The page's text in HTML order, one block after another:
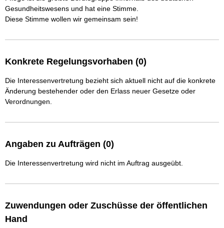
Gesundheitswesens und hat eine Stimme.
Diese Stimme wollen wir gemeinsam sein!
Konkrete Regelungsvorhaben (0)
Die Interessenvertretung bezieht sich aktuell nicht auf die konkrete
Änderung bestehender oder den Erlass neuer Gesetze oder
Verordnungen.
Angaben zu Aufträgen (0)
Die Interessenvertretung wird nicht im Auftrag ausgeübt.
Zuwendungen oder Zuschüsse der öffentlichen
Hand